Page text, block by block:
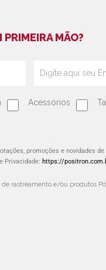
PRIMEIRA MÃO?
Acessórios
promoções e novidades
Privacidade: https://
rastreamento e/ou produtos